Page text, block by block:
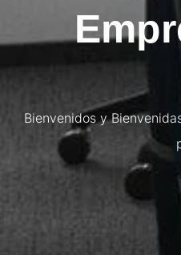
Bienvenidos y